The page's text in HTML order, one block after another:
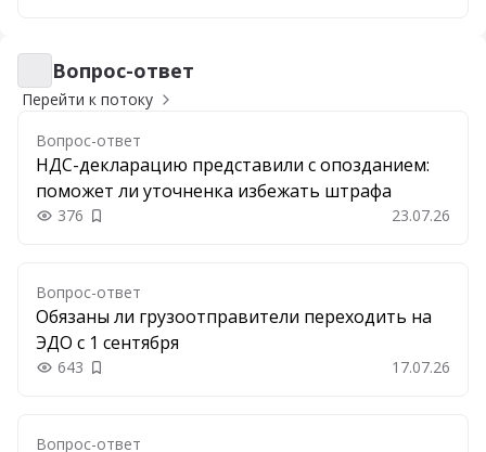
Вопрос-ответ
Вопрос-ответ
Перейти к потоку
Вопрос-ответ
НДС-декларацию представили с опозданием:
поможет ли уточненка избежать штрафа
376 Добавить в закладки 23.07.26
Вопрос-ответ
Обязаны ли грузоотправители переходить на
ЭДО с 1 сентября
643 Добавить в закладки 17.07.26
Вопрос-ответ